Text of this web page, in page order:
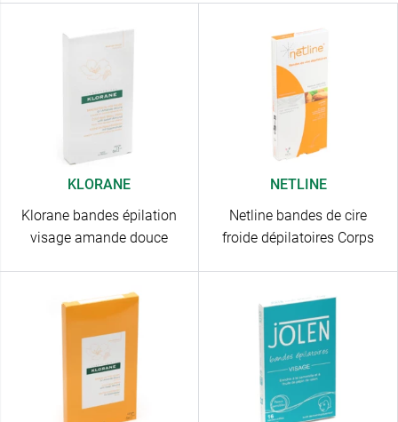
KLORANE
Klorane bandes épilation
visage amande douce
NETLINE
Netline bandes de cire
froide dépilatoires Corps